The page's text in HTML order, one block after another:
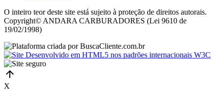
O inteiro teor deste site está sujeito à proteção de direitos autorais.
Copyright© ANDARA CARBURADORES (Lei 9610 de
19/02/1998)
X